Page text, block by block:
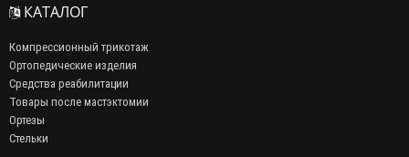
КАТАЛОГ
Компрессионный трикотаж
Ортопедические изделия
Средства реабилитации
Товары после мастэктомии
Ортезы
Стельки